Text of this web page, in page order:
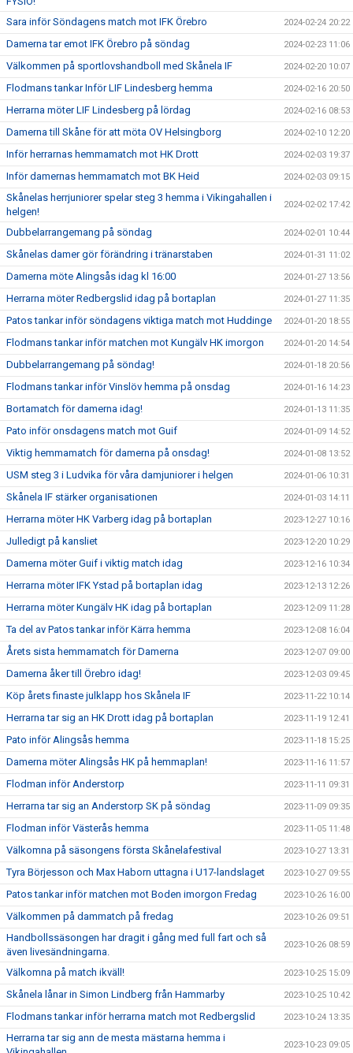
Sara inför Söndagens match mot IFK Örebro
2024-02-24 20:22
Damerna tar emot IFK Örebro på söndag 2024-02-23 11:06
Välkommen på sportlovshandboll med Skånela IF 2024-02-20 10:07
Flodmans tankar Inför LIF Lindesberg hemma 2024-02-16 20:50
Herrarna möter LIF Lindesberg på lördag 2024-02-16 08:53
Damerna till Skåne för att möta OV Helsingborg 2024-02-10 12:20
Inför herrarnas hemmamatch mot HK Drott 2024-02-03 19:37
Inför damernas hemmamatch mot BK Heid 2024-02-03 09:15
Skånelas herrjuniorer spelar steg 3 hemma i Vikingahallen i
helgen!
2024-02-02 17:42
Dubbelarrangemang på söndag 2024-02-01 10:44
Skånelas damer gör förändring i tränarstaben 2024-01-31 11:02
Damerna möte Alingsås idag kl 16:00 2024-01-27 13:56
Herrarna möter Redbergslid idag på bortaplan 2024-01-27 11:35
Patos tankar inför söndagens viktiga match mot Huddinge 2024-01-20 18:55
Flodmans tankar inför matchen mot Kungälv HK imorgon 2024-01-20 14:54
Dubbelarrangemang på söndag! 2024-01-18 20:56
Flodmans tankar inför Vinslöv hemma på onsdag 2024-01-16 14:23
Bortamatch för damerna idag! 2024-01-13 11:35
Pato inför onsdagens match mot Guif 2024-01-09 14:52
Viktig hemmamatch för damerna på onsdag! 2024-01-08 13:52
USM steg 3 i Ludvika för våra damjuniorer i helgen 2024-01-06 10:31
Skånela IF stärker organisationen 2024-01-03 14:11
Herrarna möter HK Varberg idag på bortaplan 2023-12-27 10:16
Julledigt på kansliet 2023-12-20 10:29
Damerna möter Guif i viktig match idag 2023-12-16 10:34
Herrarna möter IFK Ystad på bortaplan idag 2023-12-13 12:26
Herrarna möter Kungälv HK idag på bortaplan 2023-12-09 11:28
Ta del av Patos tankar inför Kärra hemma 2023-12-08 16:04
Årets sista hemmamatch för Damerna 2023-12-07 09:00
Damerna åker till Örebro idag! 2023-12-03 09:45
Köp årets finaste julklapp hos Skånela IF 2023-11-22 10:14
Herrarna tar sig an HK Drott idag på bortaplan 2023-11-19 12:41
Pato inför Alingsås hemma 2023-11-18 15:25
Damerna möter Alingsås HK på hemmaplan! 2023-11-16 11:57
Flodman inför Anderstorp 2023-11-11 09:31
Herrarna tar sig an Anderstorp SK på söndag 2023-11-09 09:35
Flodman inför Västerås hemma 2023-11-05 11:48
Välkomna på säsongens första Skånelafestival 2023-10-27 13:31
Tyra Börjesson och Max Haborn uttagna i U17-landslaget 2023-10-27 09:55
Patos tankar inför matchen mot Boden imorgon Fredag 2023-10-26 16:00
Välkommen på dammatch på fredag 2023-10-26 09:51
Handbollssäsongen har dragit i gång med full fart och så
även livesändningarna.
2023-10-26 08:59
Välkomna på match ikväll! 2023-10-25 15:09
Skånela lånar in Simon Lindberg från Hammarby 2023-10-25 10:42
Flodmans tankar inför herrarna match mot Redbergslid 2023-10-24 13:35
Herrarna tar sig ann de mesta mästarna hemma i
2023-10-23 09:05